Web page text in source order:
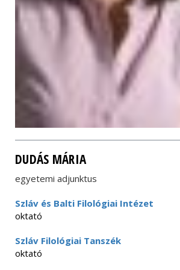
DUDÁS MÁRIA
egyetemi adjunktus
Szláv és Balti Filológiai Intézet
oktató
Szláv Filológiai Tanszék
oktató